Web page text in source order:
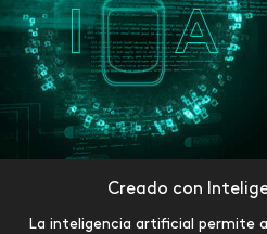
Creado con
La inteligencia artificial permite